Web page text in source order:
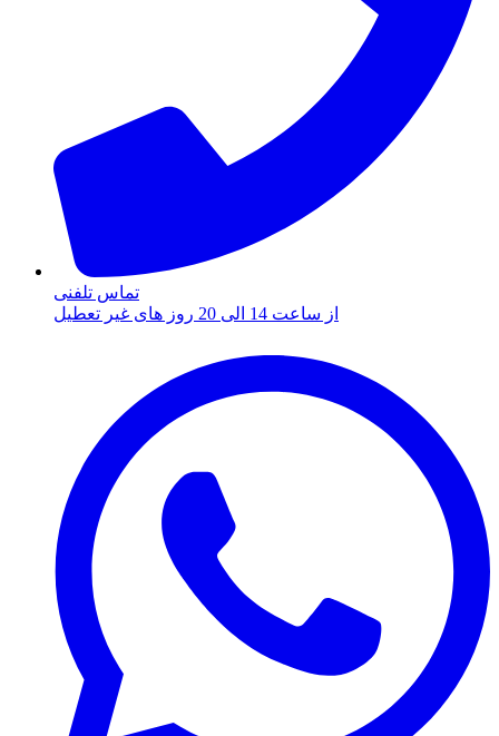
تماس تلفنی
از ساعت 14 الی 20 روز های غیر تعطیل